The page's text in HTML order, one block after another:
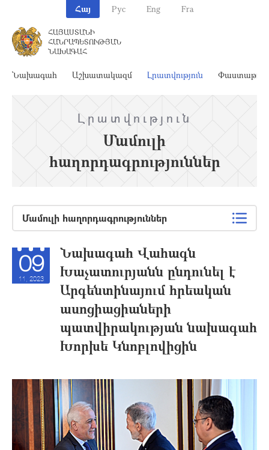
Հայ Рус Eng Fra
ՀԱՅԱՍՏԱՆԻ
ՀԱՆՐԱՊԵՏՈՒԹՅԱՆ
ՆԱԽԱԳԱՀ
Նախագահ Աշխատակազմ Լրատվություն
Լրատվություն
Մամուլի
հաղորդագրություններ
Մամուլի հաղորդագրություններ
09
11, 2023
Նախագահ Վահագն
Խաչատուրյանն ընդունել է
Արգենտինայում հրեական
ասոցիացիաների
պատվիրակության նախագահ
Խորխե Կնոբլովիցին